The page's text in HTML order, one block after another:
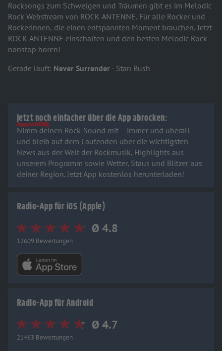
Rocksongs zum Schwelgen und Träumen gibt es im Melodic
Rock Webstream von ROCK ANTENNE. Für alle Rocker und
Rockerinnen, die einen entspannten Moment brauchen. Jetzt
ROCK ANTENNE einschalten und den besten Melodic Rock
nonstop hören!
Gerade läuft: Never Surrender - Stan Bush
Jetzt noch einfacher über die App abrocken:
Nimm deinen Rock-Sound mit – immer und überall –
und bleib auf dem Laufenden über die wichtigsten
News aus der Welt der Rockmusik, Highlights aus
unserem Programm sowie Wetter, Staus und Blitzer aus
deiner Region. Jetzt App kostenlos herunterladen!
Radio-App für iOS (Apple)
Ø 4.8
12609 Bewertungen
Radio-App für Android
Ø 4.7
21463 Bewertungen